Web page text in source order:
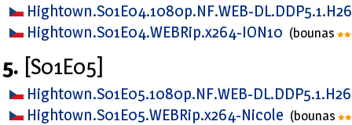
Hightown.S01E04.1080p.NF.WEB-
Hightown.S01E04.WEBRip.x264-ION10 (bounas
5. [S01E05]
Hightown.S01E05.1080p.NF.WEB-
Hightown.S01E05.WEBRip.x264-Nicole (bounas